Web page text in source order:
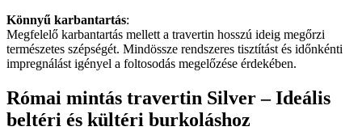
Könnyű karbantartás:
Megfelelő karbantartás mellett a travertin hosszú ideig megőrzi
természetes szépségét. Mindössze rendszeres tisztítást és időnkénti
impregnálást igényel a foltosodás megelőzése érdekében.
Római mintás travertin Silver – Ideális
beltéri és kültéri burkoláshoz